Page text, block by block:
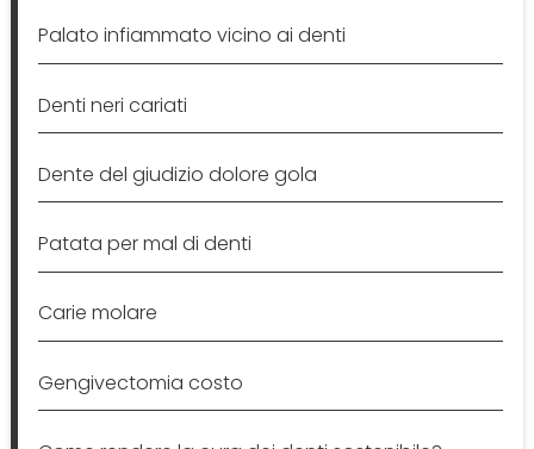
Palato infiammato vicino ai denti
Denti neri cariati
Dente del giudizio dolore gola
Patata per mal di denti
Carie molare
Gengivectomia costo